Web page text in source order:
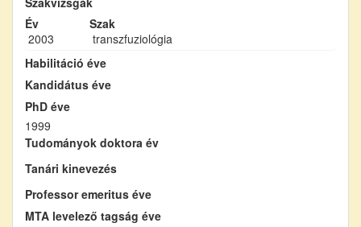
Év
Szak
2003
transzfuziológia
Habilitáció éve
Kandidátus éve
PhD éve
1999
Tudományok doktora év
Tanári kinevezés
Professor emeritus éve
MTA levelező tagság éve